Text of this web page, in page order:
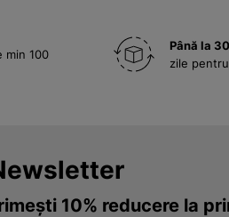
min 100
Până la 30
zile
10% reducere la